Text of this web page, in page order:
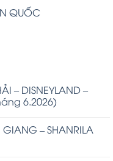
QUỐC
– DISNEYLAND –
6.2026)
– SHANRILA